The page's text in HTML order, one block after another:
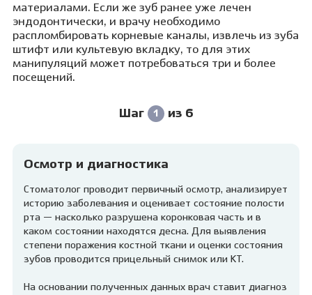
материалами. Если же зуб ранее уже лечен
эндодонтически, и врачу необходимо
распломбировать корневые каналы, извлечь из зуба
штифт или культевую вкладку, то для этих
манипуляций может потребоваться три и более
посещений.
Осмотр и диагностика
Стоматолог проводит первичный осмотр, анализирует
историю заболевания и оценивает состояние полости
рта — насколько разрушена коронковая часть и в
каком состоянии находятся десна. Для выявления
степени поражения костной ткани и оценки состояния
зубов проводится прицельный снимок или КТ.
На основании полученных данных врач ставит диагноз
Шаг 1 из 6